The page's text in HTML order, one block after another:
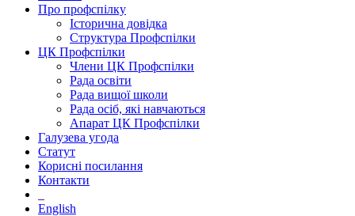
Про профспілку
Історична довідка
Структура Профспілки
ЦК Профспілки
Члени ЦК Профспілки
Рада освіти
Рада вищої школи
Рада осіб, які навчаються
Апарат ЦК Профспілки
Галузева угода
Статут
Корисні посилання
Контакти
English